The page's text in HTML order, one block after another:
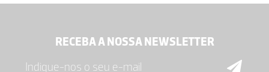
RECEBA A NOSSA NEWSLETTER